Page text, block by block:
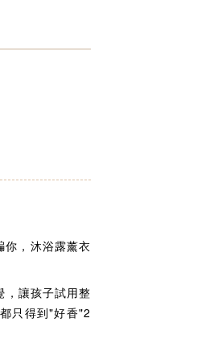
你，沐浴露薰衣
，讓孩子試用整
只得到"好香"2